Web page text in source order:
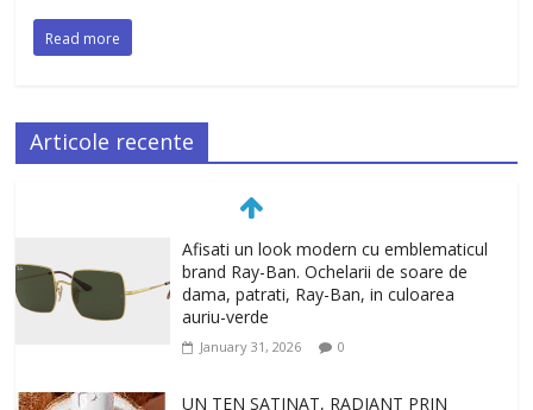
Read more
Articole recente
Afisati un look modern cu emblematicul
brand Ray-Ban. Ochelarii de soare de
dama, patrati, Ray-Ban, in culoarea
auriu-verde
January 31, 2026 0
UN TEN SATINAT, RADIANT PRIN